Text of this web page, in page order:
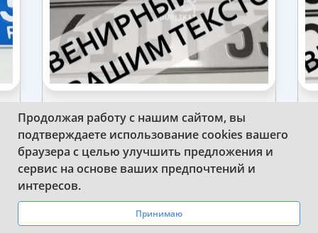
СДЕЛАЛИ КОМПЛЕКТ СУВЕНИРНЫХ
СТАНДАРТНЫХ НОМЕРНЫХ ЗНАКОВ
АРМЕНИИ
Продолжая работу с нашим сайтом, вы
подтверждаете использование cookies вашего
браузера с целью улучшить предложения и
сервис на основе ваших предпочтений и
интересов.
Принимаю
WhatsApp